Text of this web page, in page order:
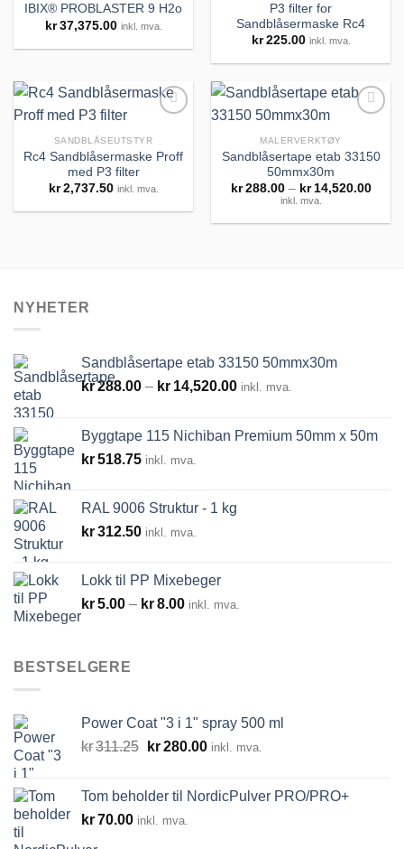
Legg til
IBIX® PROBLASTER 9 H2o
kr 37,375.00 inkl. mva.
Legg til
huskeliste
P3 filter for
Sandblåsermaske Rc4
kr 225.00 inkl. mva.
huskeliste
SANDBLÅSEUTSTYR
Rc4 Sandblåsermaske Proff
med P3 filter
kr 2,737.50 inkl. mva.
huskeliste
MALERVERKTØY
Sandblåsertape etab 33150
50mmx30m
kr 288.00 – kr 14,520.00
inkl. mva.
NYHETER
Sandblåsertape etab 33150 50mmx30m
kr288.00 – kr 14,520.00Prisområde:
kr14,520.00
inkl. mva.
Byggtape 115 Nichiban Premium 50mm x 50m
kr518.75 inkl. mva.
RAL 9006 Struktur - 1 kg
kr312.50 inkl. mva.
Lokk til PP Mixebeger
kr5.00 – kr8.00Prisområde:
inkl. mva.
BESTSELGERE
Power Coat "3 i 1" spray 500 ml
kr311.25 Opprinnelig
kr311.25.
kr280.00Nåværende
kr280.00.
inkl. mva.
Tom beholder til NordicPulver PRO/PRO+
kr70.00 inkl. mva.